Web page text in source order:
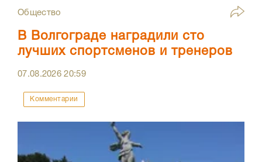
Общество
В Волгограде наградили сто
лучших спортсменов и тренеров
07.08.202620:59
Комментарии